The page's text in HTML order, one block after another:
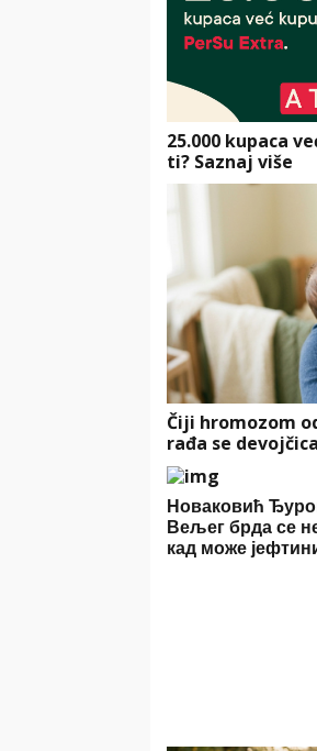
25.000 kupaca
ti? Saznaj više
Čiji hromozom
rađa se
Новаковић
Вељег брда се
кад може